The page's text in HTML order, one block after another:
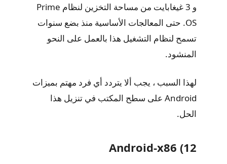
و 3 غيغابايت من مساحة التخزين لنظام Prime
OS. حتى المعالجات الأساسية منذ بضع سنوات
تسمح لنظام التشغيل هذا بالعمل على النحو
المنشود.
لهذا السبب ، يجب ألا يتردد أي فرد مهتم بميزات
Android على سطح المكتب في تنزيل هذا
الحل.
12) Android-x86